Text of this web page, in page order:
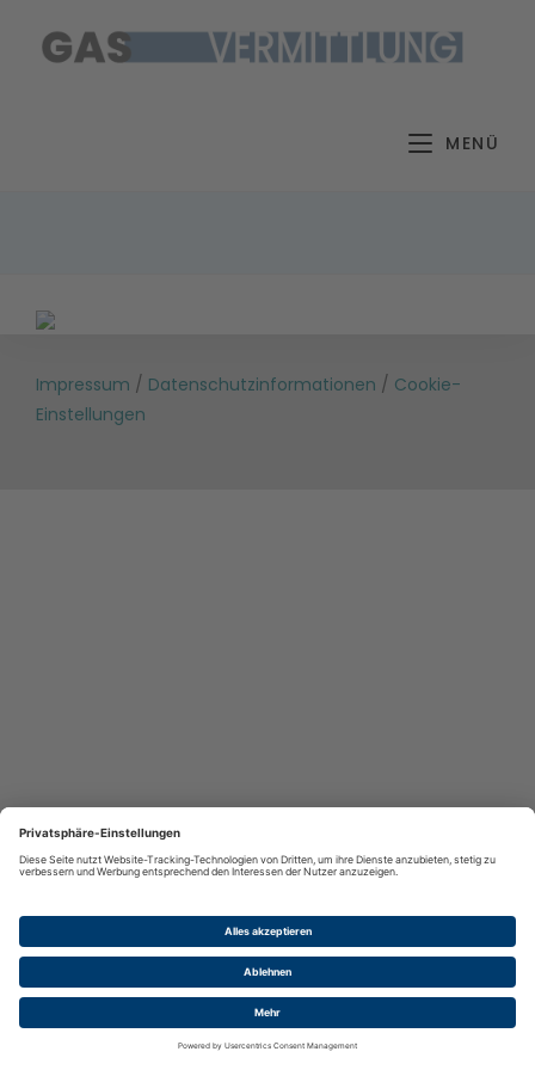
Inhalt
MENÜ
Impressum / Datenschutzinformationen / Cookie-
Einstellungen